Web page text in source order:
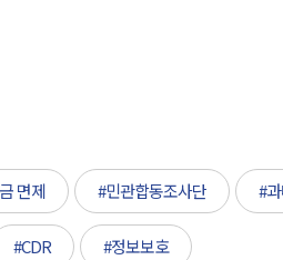
면제 #민관합동조사단 #
#CDR #정보보호